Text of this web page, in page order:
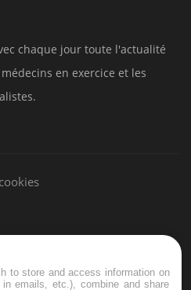
chaque jour toute l'actualité
en exercice et les
to store and access information on
emails, etc.), combine and share